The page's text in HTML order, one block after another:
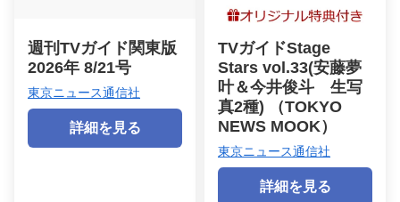
週刊TVガイド関東版
2026年 8/21号
東京ニュース通信社
詳細を見る
TVガイドStage
Stars vol.33(安藤夢
叶＆今井俊斗 生写
真2種) （TOKYO
NEWS MOOK）
東京ニュース通信社
詳細を見る